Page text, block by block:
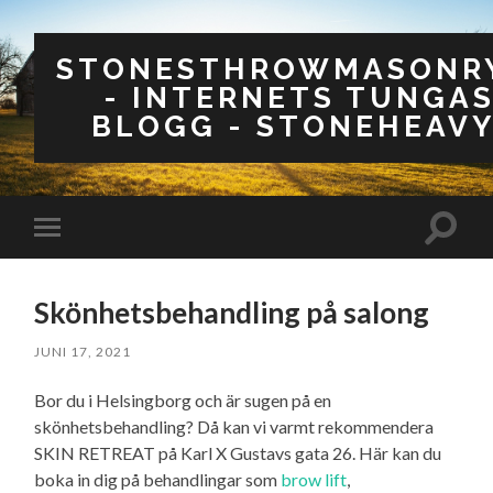
- INTERNETS
BLOGG -
på/av
Slå
Skönhetsbehandling på salong
JUNI 17, 2021
Bor du i Helsingborg och är sugen på en
skönhetsbehandling? Då kan vi varmt rekommendera
SKIN RETREAT på Karl X Gustavs gata 26. Här kan du
boka in dig på behandlingar som brow lift